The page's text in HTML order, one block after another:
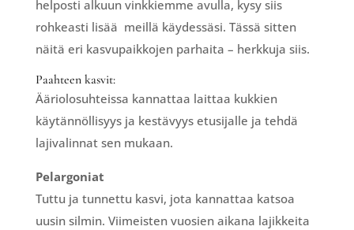
helposti alkuun vinkkiemme avulla, kysy siis
rohkeasti lisää meillä käydessäsi. Tässä sitten
näitä eri kasvupaikkojen parhaita – herkkuja siis.
Paahteen kasvit:
Ääriolosuhteissa kannattaa laittaa kukkien
käytännöllisyys ja kestävyys etusijalle ja tehdä
lajivalinnat sen mukaan.
Pelargoniat
Tuttu ja tunnettu kasvi, jota kannattaa katsoa
uusin silmin. Viimeisten vuosien aikana lajikkeita